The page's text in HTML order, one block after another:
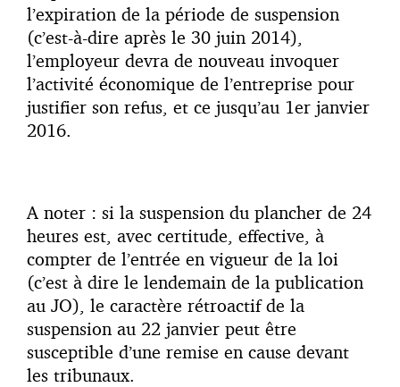
l’expiration de la période de suspension
(c’est-à-dire après le 30 juin 2014),
l’employeur devra de nouveau invoquer
l’activité économique de l’entreprise pour
justifier son refus, et ce jusqu’au 1er janvier
2016.
A noter : si la suspension du plancher de 24
heures est, avec certitude, effective, à
compter de l’entrée en vigueur de la loi
(c’est à dire le lendemain de la publication
au JO), le caractère rétroactif de la
suspension au 22 janvier peut être
susceptible d’une remise en cause devant
les tribunaux.